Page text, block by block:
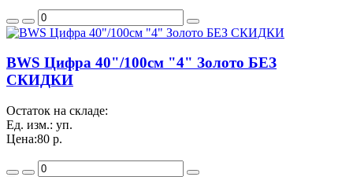
BWS Цифра 40"/100см "4" Золото БЕЗ
СКИДКИ
Остаток на складе:
Ед. изм.: уп.
Цена:80 р.